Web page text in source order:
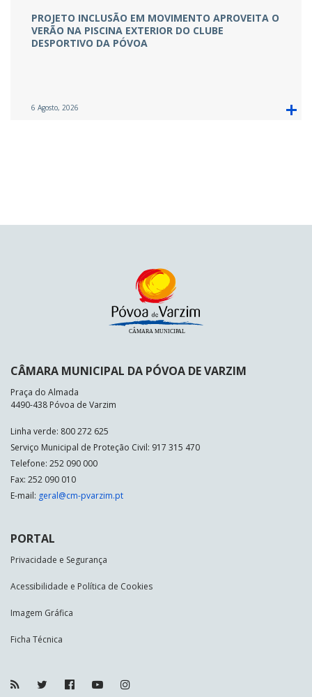
PROJETO INCLUSÃO EM MOVIMENTO APROVEITA O
VERÃO NA PISCINA EXTERIOR DO CLUBE
DESPORTIVO DA PÓVOA
6 Agosto, 2026
CÂMARA MUNICIPAL DA PÓVOA DE VARZIM
Praça do Almada
4490-438 Póvoa de Varzim
Linha verde: 800 272 625
Serviço Municipal de Proteção Civil: 917 315 470
Telefone: 252 090 000
Fax: 252 090 010
E-mail: geral@cm-pvarzim.pt
PORTAL
Privacidade e Segurança
Acessibilidade e Política de Cookies
Imagem Gráfica
Ficha Técnica